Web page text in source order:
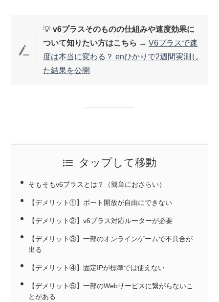
💡v6プラスそのものの仕組みや速度効果に
ついて知りたい方はこちら →V6プラスで速
度は本当に変わる？ enひかりで2週間実測し
た結果を公開
タップして移動
そもそもv6プラスとは？（簡単におさらい）
【デメリット①】ポート開放が自由にできない
【デメリット②】v6プラス対応ルーターが必要
【デメリット③】一部のオンラインゲームで不具合が
出る
【デメリット④】固定IPが標準では使えない
【デメリット⑤】一部のWebサービスに繋がらないこ
とがある